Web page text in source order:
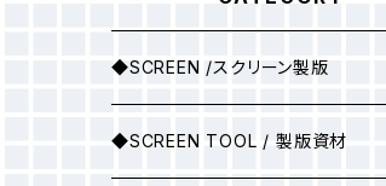
◆SCREEN /スクリーン製版
シルクスクリーン製版
◆SCREEN TOOL / 製版資材